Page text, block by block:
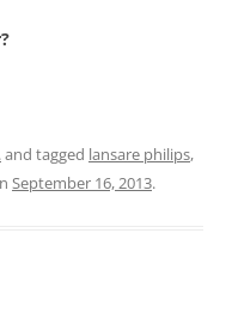
and tagged lansare philips,
September 16, 2013.